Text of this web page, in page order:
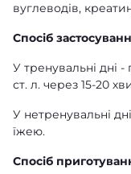
вуглеводів,
Спосіб
У тренувальні дні
ст. л. через 15-20
У нетренувальні
їжею.
Спосіб